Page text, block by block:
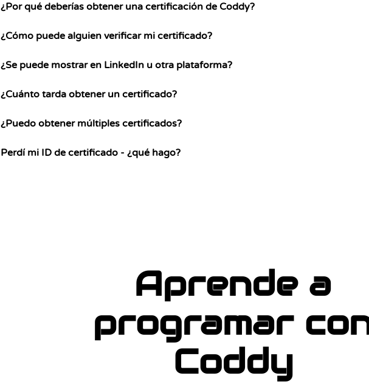
¿Por qué deberías obtener una certificación de Coddy?
¿Cómo puede alguien verificar mi certificado?
¿Se puede mostrar en LinkedIn u otra plataforma?
¿Cuánto tarda obtener un certificado?
¿Puedo obtener múltiples certificados?
Perdí mi ID de certificado - ¿qué hago?
Aprende a
programar
Coddy